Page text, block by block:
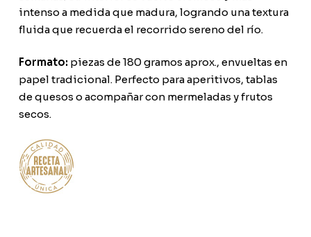
intenso a medida que madura, logrando una textura
fluida que recuerda el recorrido sereno del río.
Formato: piezas de 180 gramos aprox., envueltas en
papel tradicional. Perfecto para aperitivos, tablas
de quesos o acompañar con mermeladas y frutos
secos.